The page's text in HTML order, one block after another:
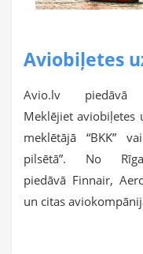
Aviobiļetes
Avio.lv piedāvā
Meklējiet aviobiļetes
meklētājā “BKK”
pilsētā”. No
piedāvā Finnair,
un citas